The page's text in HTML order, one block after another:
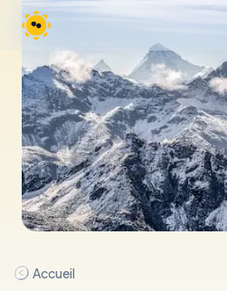
Bloom 4 Earth
Accueil